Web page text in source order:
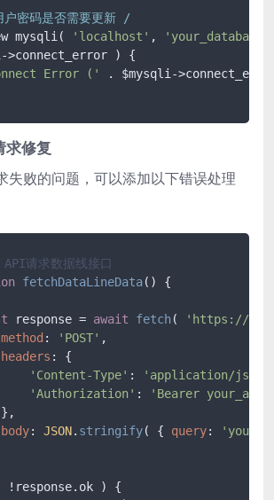
密码是否需要更新 /
mysqli(
'localhost' ,
>connect_error ) {
Error ('
. $mysqli-
求修复
失败的问题，可以添加以下错误处理
请求数据线接口
fetchDataLineData( ) {
response = await fetch(
'https://
method : 'POST' ,
headers : {
'Content-Type' : 'application/json'
'Authorization' :
'Bearer
body: JSON. stringify( { query:
!response. ok ) {